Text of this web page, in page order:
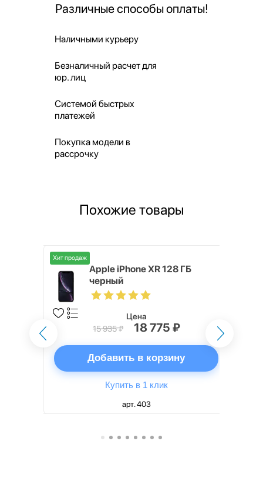
Различные способы оплаты!
Наличными курьеру
Безналичный расчет для
юр. лиц
Системой быстрых
платежей
Покупка модели в
рассрочку
Похожие товары
Хит продаж
Apple iPhone XR 128 ГБ
черный
Цена
15 935 ₽
18 775 ₽
Добавить в корзину
Купить в 1 клик
арт. 403